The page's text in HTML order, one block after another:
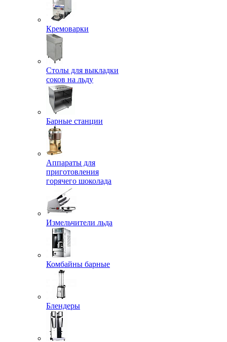
Кремоварки
Столы для выкладки
соков на льду
Барные станции
Аппараты для
приготовления
горячего шоколада
Измельчители льда
Комбайны барные
Блендеры